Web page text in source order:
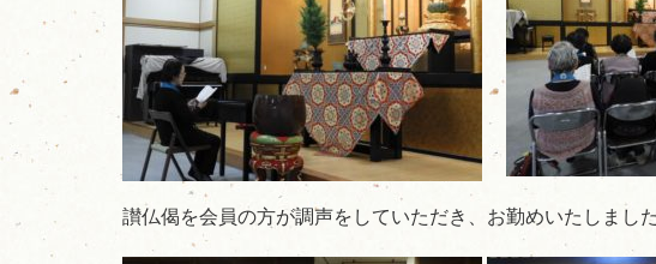
讃仏偈を会員の方が調声をしていただき、お勤めいたしました